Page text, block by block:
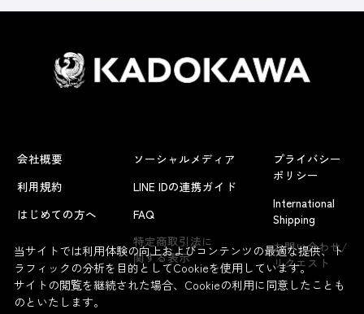
会社概要
利用規約
はじめての方へ
ソーシャルメディア
LINE IDの連携ガイド
FAQ
特定商取引法に
関する表示
プライバシー
ポリシー
International
Shipping
お問い合わせ/
リクエスト
当サイトでは利用体験の向上およびコンテンツの最適な提供、ト
ラフィックの分析を目的としてCookieを使用しています。
サイトの閲覧を継続された場合、Cookieの利用に同意したことも
のといたします。